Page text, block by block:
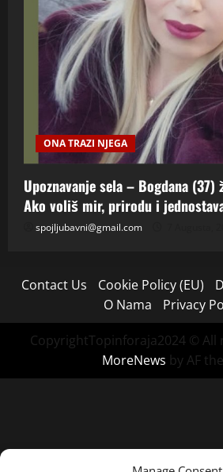
ONA TRAZI NJEGA
Upoznavanje sela – Bogdana
Ako voliš mir, prirodu i
spojljubavni@gmail.com
Contact Us Cookie Policy (EU)
O Nama
Privacy
CopyrightTopinforaja2024 © All
MoreNews by AF